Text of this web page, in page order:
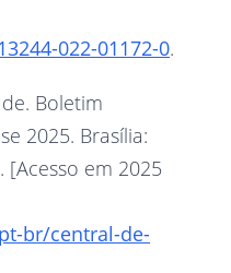
022-01172-0.
Boletim
2025. Brasília:
[Acesso em 2025
br/central-de-